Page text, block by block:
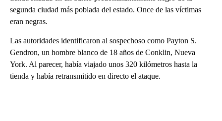
segunda ciudad más poblada del estado. Once de las víctimas
eran negras.
Las autoridades identificaron al sospechoso como Payton S.
Gendron, un hombre blanco de 18 años de Conklin, Nueva
York. Al parecer, había viajado unos 320 kilómetros hasta la
tienda y había retransmitido en directo el ataque.